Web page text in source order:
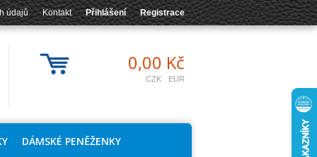
údajů Kontakt Přihlášení Registrace
0,00 Kč
CZK EUR
DÁMSKÉ PENĚŽENKY